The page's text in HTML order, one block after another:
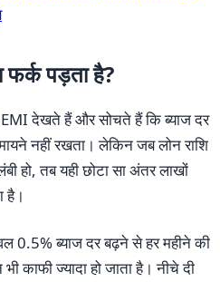
फर्क पड़ता है?
देखते हैं और सोचते हैं कि ब्याज दर
नहीं रखता। लेकिन जब लोन राशि
हो, तब यही छोटा सा अंतर लाखों
है।
0.5% ब्याज दर बढ़ने से हर महीने की
काफी ज्यादा हो जाता है। नीचे दी